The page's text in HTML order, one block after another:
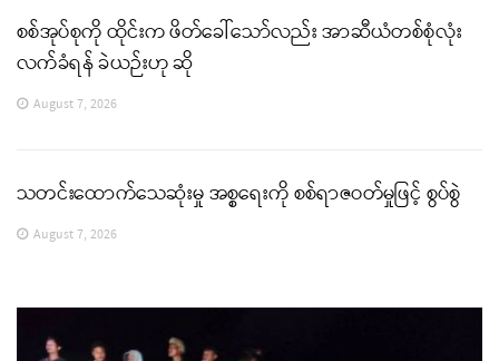
စစ်အုပ်စုကို ထိုင်းက ဖိတ်ခေါ်သော်လည်း အာဆီယံတစ်စုံလုံး
လက်ခံရန် ခဲယဉ်းဟု ဆို
August 7, 2026
သတင်းထောက်သေဆုံးမှု အစ္စရေးကို စစ်ရာဇဝတ်မှုဖြင့် စွပ်စွဲ
August 7, 2026